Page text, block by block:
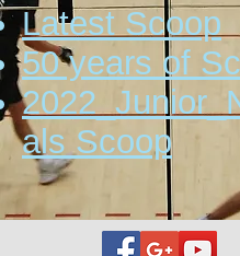
Latest Scoop
50 years of
als Scoop